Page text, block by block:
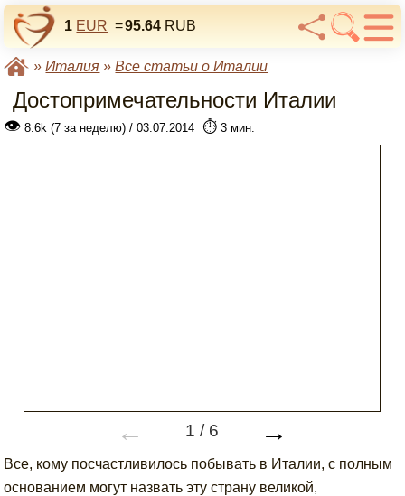
1 EUR =95.64 RUB
»Италия »Все статьи о Италии
Достопримечательности Италии
👁 8.6k (7 за неделю) / 03.07.2014 ⏱️ 3 мин.
← 1 / 6 →
Все, кому посчастливилось побывать в Италии, с полным
основанием могут назвать эту страну великой,